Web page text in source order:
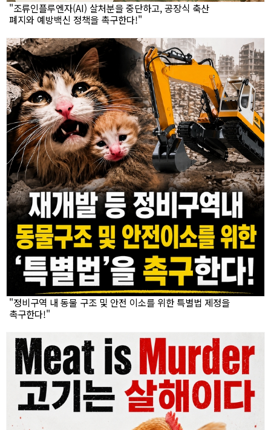
"조류인플루엔자(AI) 살처분을 중단하고, 공장식 축산
폐지와 예방백신 정책을 촉구한다!"
"정비구역 내 동물 구조 및 안전 이소를 위한 특별법 제정을
촉구한다!"